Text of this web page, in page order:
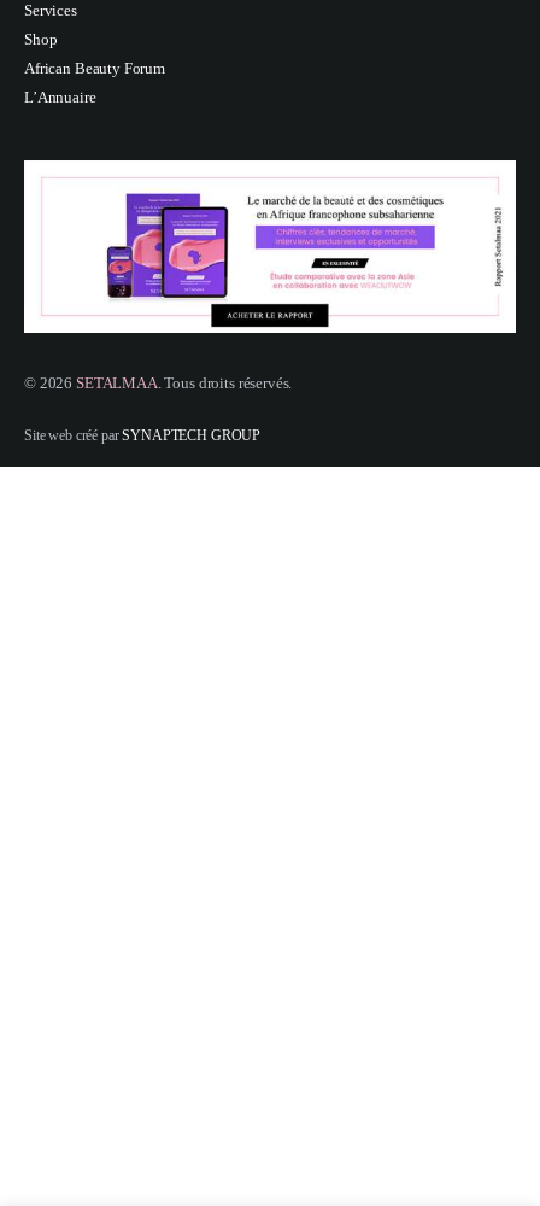
Services
Shop
African Beauty Forum
L’Annuaire
© 2026 SETALMAA. Tous droits réservés.
Site web créé parSYNAPTECH GROUP